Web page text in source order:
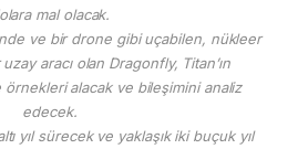
mal olacak.
ve bir drone gibi uçabilen, nükleer
aracı olan Dragonfly, Titan’ın
örnekleri alacak ve bileşimini analiz
edecek.
yıl sürecek ve yaklaşık iki buçuk yıl